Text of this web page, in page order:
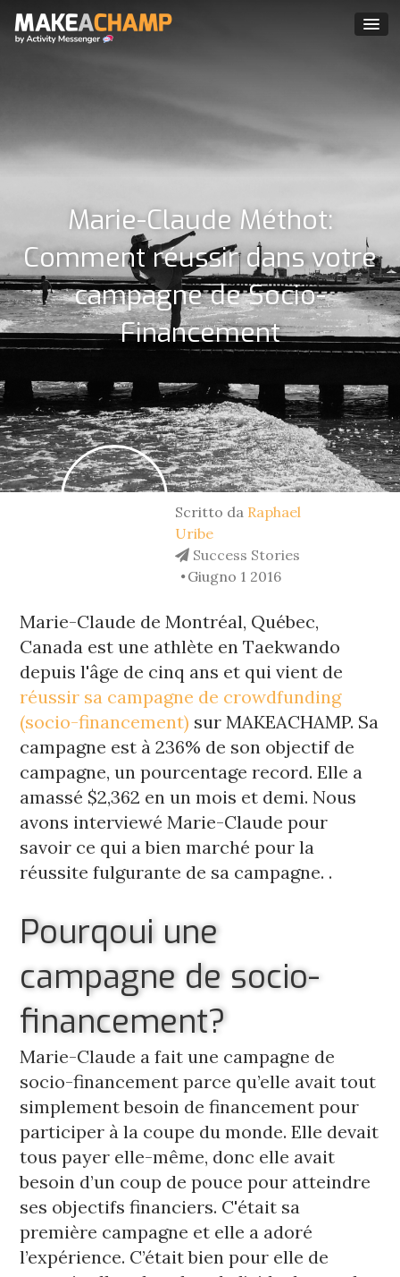
Marie-Claude Méthot:
Comment réussir dans votre
campagne de Socio-
Financement
Scritto da Raphael
Uribe
Success Stories
Giugno 1 2016
Marie-Claude de Montréal, Québec,
Canada est une athlète en Taekwando
réussir sa campagne de crowdfunding
(socio-financement) sur MAKEACHAMP. Sa
campagne est à 236% de son objectif de
campagne, un pourcentage record. Elle a
amassé $2,362 en un mois et demi. Nous
avons interviewé Marie-Claude pour
savoir ce qui a bien marché pour la
réussite fulgurante de sa campagne. .
Pourqoui une
campagne de socio-
financement?
Marie-Claude a fait une campagne de
socio-financement parce qu’elle avait tout
simplement besoin de financement pour
participer à la coupe du monde. Elle devait
tous payer elle-même, donc elle avait
besoin d’un coup de pouce pour atteindre
ses objectifs financiers. C'était sa
première campagne et elle a adoré
l’expérience. C’était bien pour elle de